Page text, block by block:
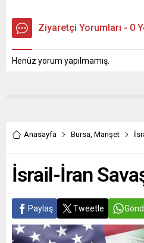
Ziyaretçi Yorumları - 0
Henüz yorum yapılmamış.
Anasayfa Bursa, Manşet
İsrail-İran
Paylaş Tweetle